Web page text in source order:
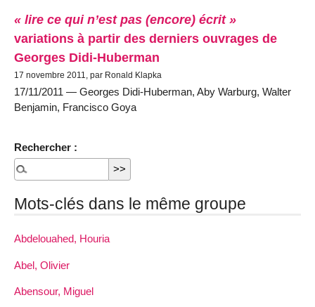
« lire ce qui n’est pas (encore) écrit »
variations à partir des derniers ouvrages de
Georges Didi-Huberman
17 novembre 2011, par Ronald Klapka
17/11/2011 — Georges Didi-Huberman, Aby Warburg, Walter
Benjamin, Francisco Goya
Rechercher :
Mots-clés dans le même groupe
Abdelouahed, Houria
Abel, Olivier
Abensour, Miguel